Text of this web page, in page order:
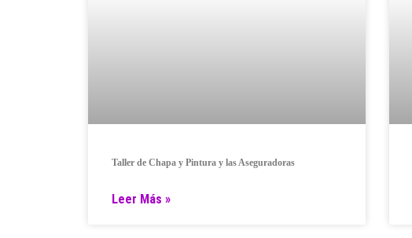
Taller de Chapa y Pintura y las Aseguradoras
Leer Más »